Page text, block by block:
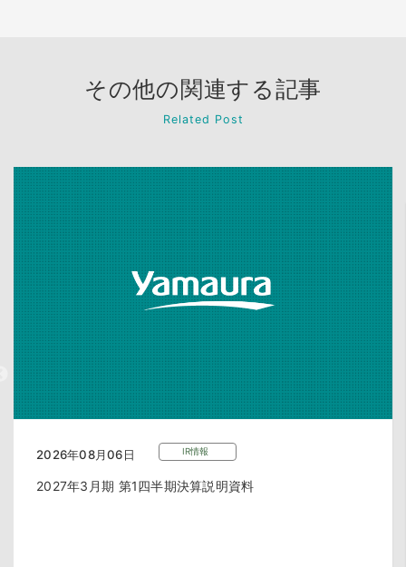
その他の関連する記事
Related Post
2026年08月06日 IR情報
2027年3月期 第1四半期決算説明資料